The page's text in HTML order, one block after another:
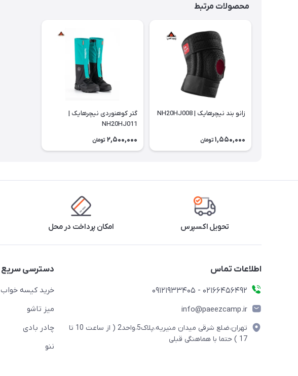
محصولات مرتبط
زانو بند نیچرهایک | NH20HJ008
1,550,000 تومان
گتر کوهنوردی نیچرهایک |
NH20HJ011
2,500,000 تومان
تحویل اکسپرس امکان پرداخت در محل
اطلاعات تماس
02166456492 - 09121933405
info@paeezcamp.ir
تهران،ضلع شرقی میدان منیریه،پلاک5،واحد2 ( از ساعت 10 تا
17 ) حتما با هماهنگی قبلی
دسترسی سریع
خرید کیسه خواب
میز تاشو
چادر بادی
ننو